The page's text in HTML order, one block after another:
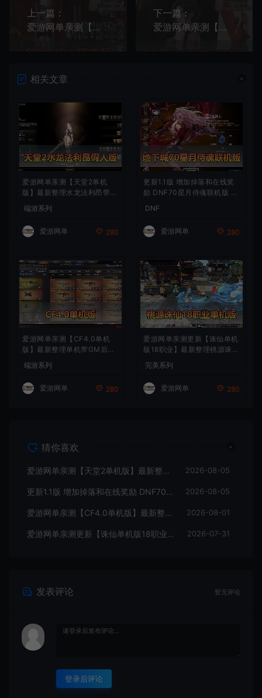
上一篇：
爱游网单亲测【剑灵384单机】纯复古无魔改带S123装备 完整雪峰进化树 内置GM单人群组 主线剧情 支线任务 虚拟机一键端视频安装教学
下一篇：
爱游网单亲测【胜利女神单机版】138艾达和吉尔免虚拟机一键端录制视频安装教学 常见问题处理 GM后台命令
相关文章
爱游网单亲测【天堂2单机
版】最新整理水龙法利昂带假
能GM控制台 可发物品装备
虚拟机一键端 视频安装教学
端游系列
爱游网单 280
更新1.1版 增加掉落和在线奖
励 DNF70星月侍魂联机版 新
词条 护石 辟邪玉 皮肤外观 B
UFF技能徽章 史诗装备特效
徽章 技能宝珠等 在线点 装备
DNF
爱游网单 280
爱游网单亲测【CF4.0单机
版】最新整理单机带GM后台
可添加全物品装备 人机对战
可选难度 带单机内辅 一键启
动视频教学
端游系列
爱游网单 280
爱游网单亲测更新【诛仙单机
版18职业】最新整理桃源诛仙
精修第4版 配套GM工具可发
物品装备点券 配套工具大全
虚拟机一键端 视频安装教学
+手工端文本教学
完美系列
爱游网单 280
猜你喜欢
爱游网单亲测【天堂2单机版】最新整理水龙法利昂带假人商业端制作单机 内置多功能GM控制台 可发物品装备 虚拟机一键端 视频安装教学 2026-08-05
更新1.1版 增加掉落和在线奖励 DNF70星月侍魂联机版 新版技能 丰富异次元技能装备词条 护石 辟邪玉 皮肤外观 BUFF技能徽章 史诗装备特效徽章 技能宝珠等 在线点 装备靠爆 2026-08-05
爱游网单亲测【CF4.0单机版】最新整理单机带GM后台可添加全物品装备 人机对战可选难度 带单机内辅 一键启动视频教学 2026-08-01
爱游网单亲测更新【诛仙单机版18职业】最新整理桃源诛仙精修第4版 配套GM工具可发物品装备点券 配套工具大全 虚拟机一键端 视频安装教学+手工端文本教学 2026-07-31
发表评论 暂无评论
登录后评论